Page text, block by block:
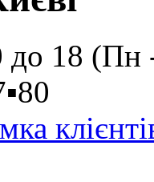
до 18 (Пн
▪80